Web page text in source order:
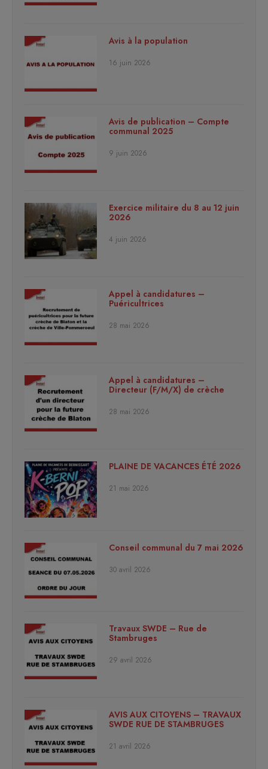
Avis à la population
16 juin 2026
Avis de publication – Compte
communal 2025
9 juin 2026
Exercice militaire du 8 au 12 juin
2026
4 juin 2026
Appel à candidatures –
Puéricultrices
28 mai 2026
Appel à candidatures –
Directeur (F/M/X) de crèche
28 mai 2026
PLAINE DE VACANCES ÉTÉ 2026
21 mai 2026
Conseil communal du 7 mai 2026
30 avril 2026
Travaux SWDE – Rue de
Stambruges
29 avril 2026
AVIS AUX CITOYENS – TRAVAUX
SWDE RUE DE STAMBRUGES
21 avril 2026